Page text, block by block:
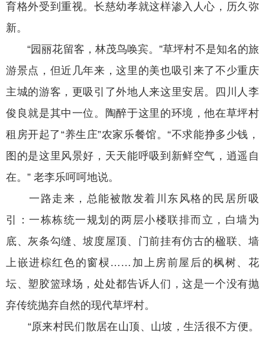
育格外受到重视。长慈幼孝就这样渗入人心，历久弥
新。
“园丽花留客，林茂鸟唤宾。”草坪村不是知名的旅
游景点，但近几年来，这里的美也吸引来了不少重庆
主城的游客，更吸引了外地人来这里安居。四川人李
俊良就是其中一位。陶醉于这里的环境，他在草坪村
租房开起了“养生庄”农家乐餐馆。“不求能挣多少钱，
图的是这里风景好，天天能呼吸到新鲜空气，逍遥自
在。” 老李乐呵呵地说。
一路走来，总能被散发着川东风格的民居所吸
引：一栋栋统一规划的两层小楼联排而立，白墙为
底、灰条勾缝、坡度屋顶、门前挂有仿古的楹联、墙
上嵌进棕红色的窗棂……加上房前屋后的枫树、花
坛、塑胶篮球场，处处都告诉人们，这是一个没有抛
弃传统抛弃自然的现代草坪村。
“原来村民们散居在山顶、山坡，生活很不方便。